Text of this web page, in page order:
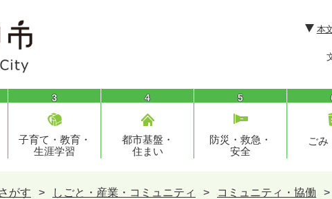
本
3
子育て・教育・
生涯学習
4
都市基盤・
住まい
5
防災・救急・
安全
ごみ
がす > しごと・産業・コミュニティ > コミュニティ・協働 >